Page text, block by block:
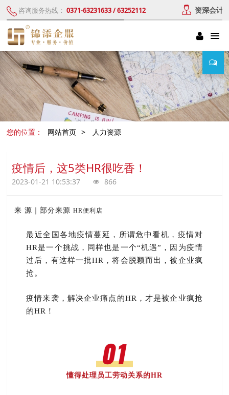
咨询服务热线： 0371-63231633 / 63252112 资深会计
您的位置： 网站首页 > 人力资源
疫情后，这5类HR很吃香！
2023-01-21 10:53:37 866
来 源｜部分来源HR便利店
最近全国各地疫情蔓延，
所谓危中看机，疫情对
HR是一个挑战，同样也是一个“机遇”，因为疫情
过后，有这样一批HR，将会脱颖而出，被企业疯
抢。
疫情来袭，解决企业痛点的HR，才是被企业疯抢
的HR！
懂得处理员工劳动关系的HR